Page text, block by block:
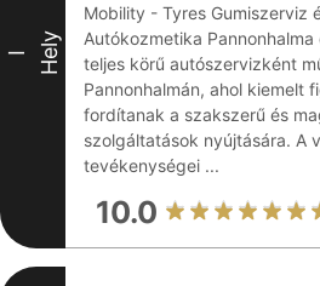
I Hely
Mobility - Tyres Gumiszerviz
Autókozmetika
teljes körű autószervizként
Pannonhalmán, ahol kiemelt
fordítanak a szakszerű és
szolgáltatások nyújtására. A
tevékenységei ...
10.0